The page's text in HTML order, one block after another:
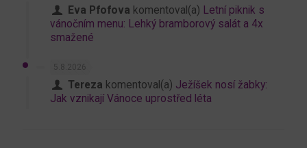
Eva Pfofova komentoval(a) Letní piknik s
vánočním menu: Lehký bramborový salát a 4x
smažené
5.8.2026
Tereza komentoval(a) Ježíšek nosí žabky:
Jak vznikají Vánoce uprostřed léta